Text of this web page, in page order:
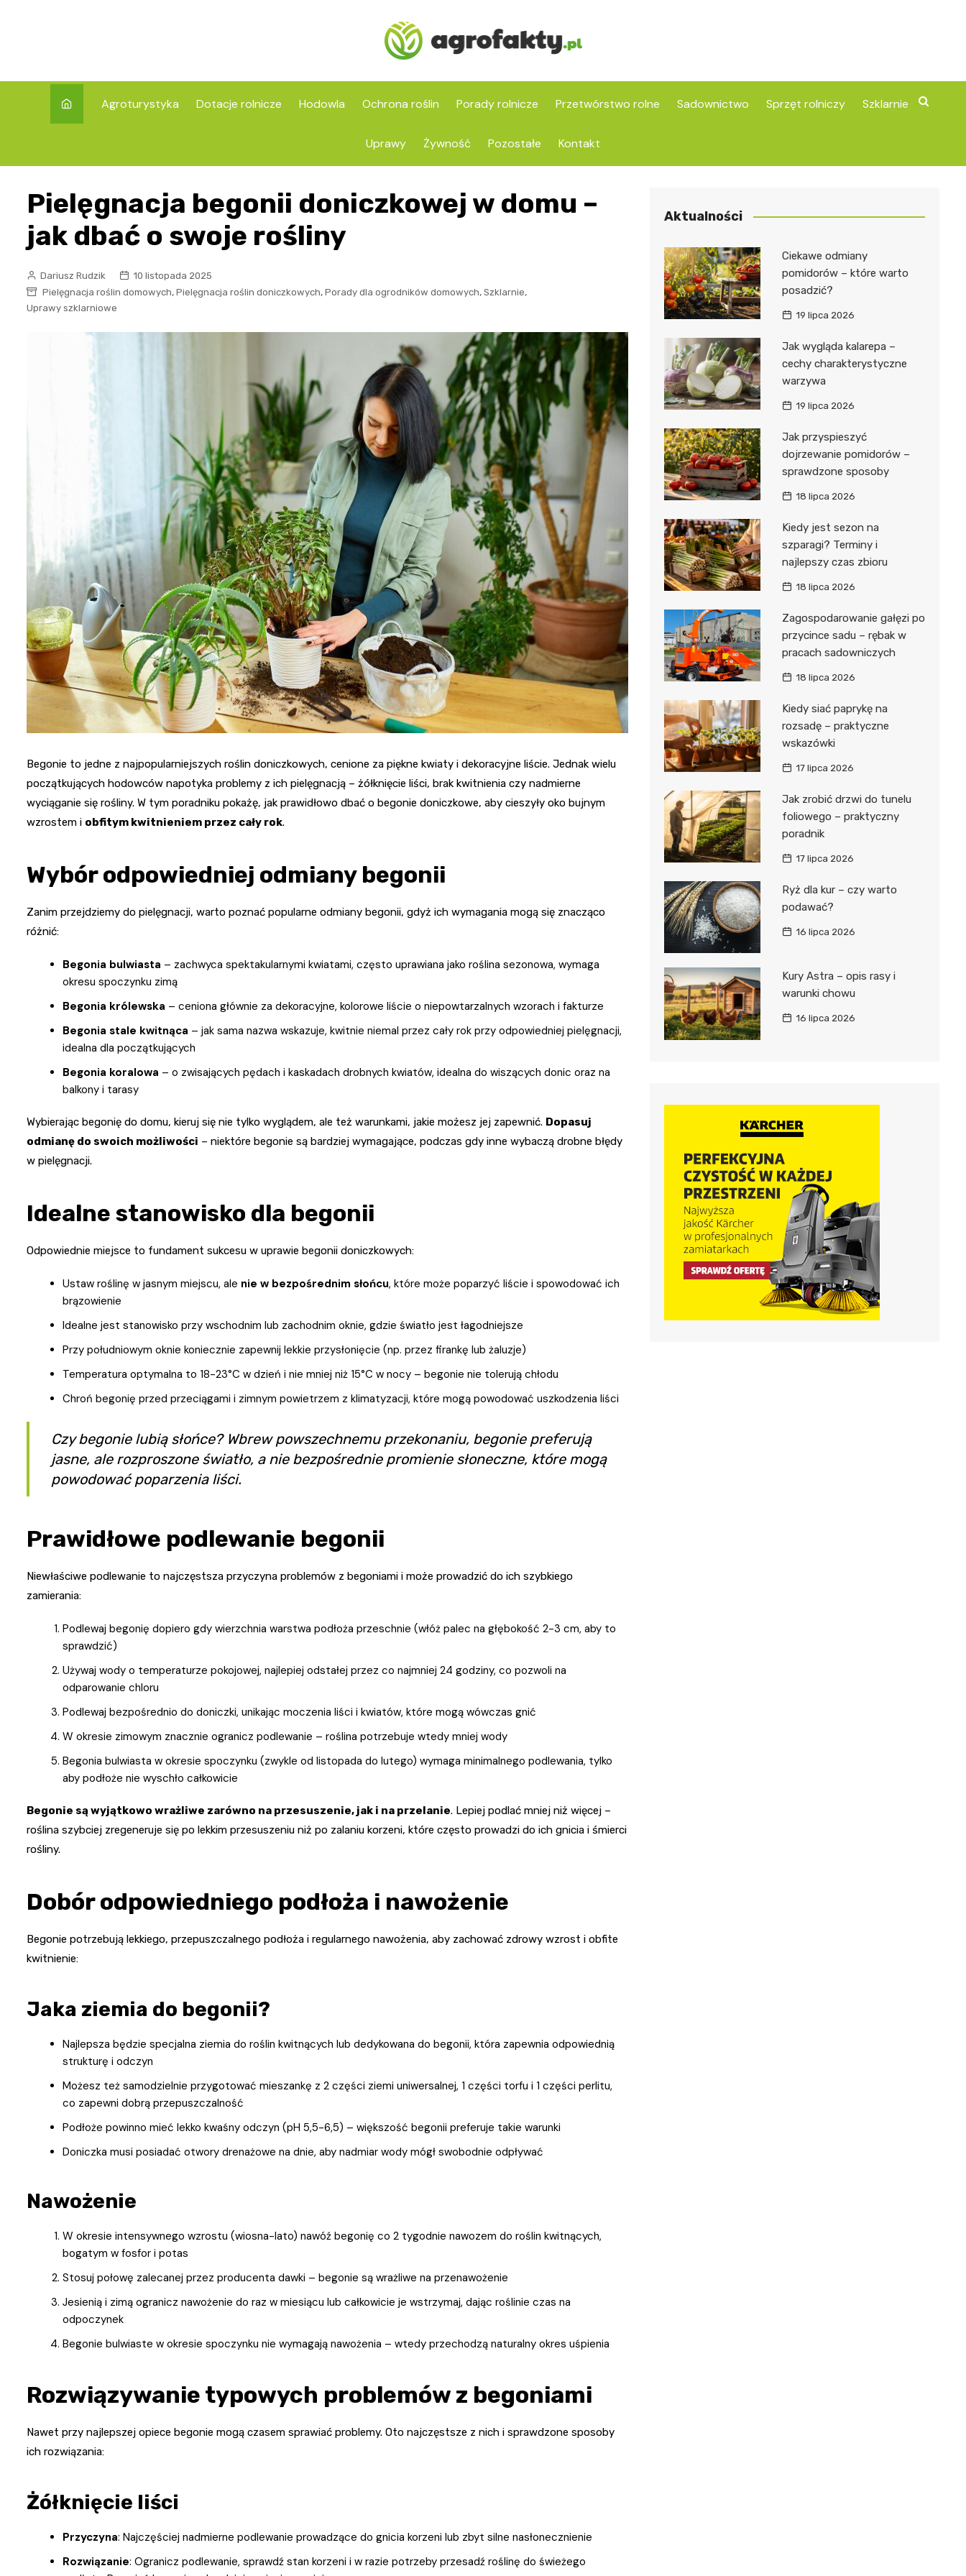
Agroturystyka Dotacje rolnicze Hodowla Ochrona roślin Porady rolnicze Przetwórstwo rolne Sadownictwo Sprzęt rolniczy Szklarnie
Uprawy Żywność Pozostałe Kontakt
Pielęgnacja begonii doniczkowej w domu –
jak dbać o swoje rośliny
Dariusz Rudzik
10 listopada 2025
Pielęgnacja roślin domowych, Pielęgnacja roślin doniczkowych, Porady dla ogrodników domowych, Szklarnie,
Uprawy szklarniowe
Begonie to jedne z najpopularniejszych roślin doniczkowych, cenione za piękne kwiaty i dekoracyjne liście. Jednak wielu
początkujących hodowców napotyka problemy z ich pielęgnacją – żółknięcie liści, brak kwitnienia czy nadmierne
wyciąganie się rośliny. W tym poradniku pokażę, jak prawidłowo dbać o begonie doniczkowe, aby cieszyły oko bujnym
wzrostem i obfitym kwitnieniem przez cały rok.
Wybór odpowiedniej odmiany begonii
Zanim przejdziemy do pielęgnacji, warto poznać popularne odmiany begonii, gdyż ich wymagania mogą się znacząco
różnić:
Begonia bulwiasta – zachwyca spektakularnymi kwiatami, często uprawiana jako roślina sezonowa, wymaga
okresu spoczynku zimą
Begonia królewska – ceniona głównie za dekoracyjne, kolorowe liście o niepowtarzalnych wzorach i fakturze
Begonia stale kwitnąca – jak sama nazwa wskazuje, kwitnie niemal przez cały rok przy odpowiedniej pielęgnacji,
idealna dla początkujących
Begonia koralowa – o zwisających pędach i kaskadach drobnych kwiatów, idealna do wiszących donic oraz na
balkony i tarasy
Wybierając begonię do domu, kieruj się nie tylko wyglądem, ale też warunkami, jakie możesz jej zapewnić. Dopasuj
odmianę do swoich możliwości – niektóre begonie są bardziej wymagające, podczas gdy inne wybaczą drobne błędy
w pielęgnacji.
Idealne stanowisko dla begonii
Odpowiednie miejsce to fundament sukcesu w uprawie begonii doniczkowych:
Ustaw roślinę w jasnym miejscu, ale nie w bezpośrednim słońcu, które może poparzyć liście i spowodować ich
brązowienie
Idealne jest stanowisko przy wschodnim lub zachodnim oknie, gdzie światło jest łagodniejsze
Przy południowym oknie koniecznie zapewnij lekkie przysłonięcie (np. przez firankę lub żaluzje)
Temperatura optymalna to 18-23°C w dzień i nie mniej niż 15°C w nocy – begonie nie tolerują chłodu
Chroń begonię przed przeciągami i zimnym powietrzem z klimatyzacji, które mogą powodować uszkodzenia liści
Czy begonie lubią słońce? Wbrew powszechnemu przekonaniu, begonie preferują
jasne, ale rozproszone światło, a nie bezpośrednie promienie słoneczne, które mogą
powodować poparzenia liści.
Prawidłowe podlewanie begonii
Niewłaściwe podlewanie to najczęstsza przyczyna problemów z begoniami i może prowadzić do ich szybkiego
zamierania:
Podlewaj begonię dopiero gdy wierzchnia warstwa podłoża przeschnie (włóż palec na głębokość 2-3 cm, aby to
sprawdzić)
Używaj wody o temperaturze pokojowej, najlepiej odstałej przez co najmniej 24 godziny, co pozwoli na
odparowanie chloru
Podlewaj bezpośrednio do doniczki, unikając moczenia liści i kwiatów, które mogą wówczas gnić
W okresie zimowym znacznie ogranicz podlewanie – roślina potrzebuje wtedy mniej wody
Begonia bulwiasta w okresie spoczynku (zwykle od listopada do lutego) wymaga minimalnego podlewania, tylko
aby podłoże nie wyschło całkowicie
Begonie są wyjątkowo wrażliwe zarówno na przesuszenie, jak i na przelanie. Lepiej podlać mniej niż więcej –
roślina szybciej zregeneruje się po lekkim przesuszeniu niż po zalaniu korzeni, które często prowadzi do ich gnicia i śmierci
rośliny.
Dobór odpowiedniego podłoża i nawożenie
Begonie potrzebują lekkiego, przepuszczalnego podłoża i regularnego nawożenia, aby zachować zdrowy wzrost i obfite
kwitnienie:
Jaka ziemia do begonii?
Najlepsza będzie specjalna ziemia do roślin kwitnących lub dedykowana do begonii, która zapewnia odpowiednią
strukturę i odczyn
Możesz też samodzielnie przygotować mieszankę z 2 części ziemi uniwersalnej, 1 części torfu i 1 części perlitu,
co zapewni dobrą przepuszczalność
Podłoże powinno mieć lekko kwaśny odczyn (pH 5,5-6,5) – większość begonii preferuje takie warunki
Doniczka musi posiadać otwory drenażowe na dnie, aby nadmiar wody mógł swobodnie odpływać
Nawożenie
W okresie intensywnego wzrostu (wiosna-lato) nawóź begonię co 2 tygodnie nawozem do roślin kwitnących,
bogatym w fosfor i potas
Stosuj połowę zalecanej przez producenta dawki – begonie są wrażliwe na przenawożenie
Jesienią i zimą ogranicz nawożenie do raz w miesiącu lub całkowicie je wstrzymaj, dając roślinie czas na
odpoczynek
Begonie bulwiaste w okresie spoczynku nie wymagają nawożenia – wtedy przechodzą naturalny okres uśpienia
Rozwiązywanie typowych problemów z begoniami
Nawet przy najlepszej opiece begonie mogą czasem sprawiać problemy. Oto najczęstsze z nich i sprawdzone sposoby
ich rozwiązania:
Żółknięcie liści
Przyczyna: Najczęściej nadmierne podlewanie prowadzące do gnicia korzeni lub zbyt silne nasłonecznienie
Rozwiązanie: Ogranicz podlewanie, sprawdź stan korzeni i w razie potrzeby przesadź roślinę do świeżego
Aktualności
Ciekawe odmiany
pomidorów – które warto
posadzić?
19 lipca 2026
Jak wygląda kalarepa –
cechy charakterystyczne
warzywa
19 lipca 2026
Jak przyspieszyć
dojrzewanie pomidorów –
sprawdzone sposoby
18 lipca 2026
Kiedy jest sezon na
szparagi? Terminy i
najlepszy czas zbioru
18 lipca 2026
Zagospodarowanie gałęzi po
przycince sadu – rębak w
pracach sadowniczych
18 lipca 2026
Kiedy siać paprykę na
rozsadę – praktyczne
wskazówki
17 lipca 2026
Jak zrobić drzwi do tunelu
foliowego – praktyczny
poradnik
17 lipca 2026
Ryż dla kur – czy warto
podawać?
16 lipca 2026
Kury Astra – opis rasy i
warunki chowu
16 lipca 2026